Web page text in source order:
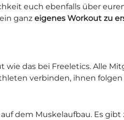
euch ebenfalls über
ganz eigenes Workout zu
wie das bei Freeletics. Alle
verbinden, ihnen folgen
dem Muskelaufbau. Es gibt